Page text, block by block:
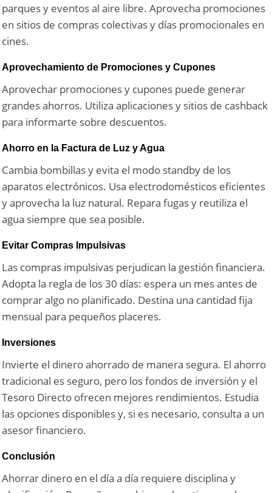
parques y eventos al aire libre. Aprovecha promociones
en sitios de compras colectivas y días promocionales en
cines.
Aprovechamiento de Promociones y Cupones
Aprovechar promociones y cupones puede generar
grandes ahorros. Utiliza aplicaciones y sitios de cashback
para informarte sobre descuentos.
Ahorro en la Factura de Luz y Agua
Cambia bombillas y evita el modo standby de los
aparatos electrónicos. Usa electrodomésticos eficientes
y aprovecha la luz natural. Repara fugas y reutiliza el
agua siempre que sea posible.
Evitar Compras Impulsivas
Las compras impulsivas perjudican la gestión financiera.
Adopta la regla de los 30 días: espera un mes antes de
comprar algo no planificado. Destina una cantidad fija
mensual para pequeños placeres.
Inversiones
Invierte el dinero ahorrado de manera segura. El ahorro
tradicional es seguro, pero los fondos de inversión y el
Tesoro Directo ofrecen mejores rendimientos. Estudia
las opciones disponibles y, si es necesario, consulta a un
asesor financiero.
Conclusión
Ahorrar dinero en el día a día requiere disciplina y